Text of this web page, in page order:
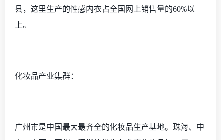
县，这里生产的性感内衣占全国网上销售量的60%以
上。
化妆品产业集群：
广州市是中国最大最齐全的化妆品生产基地。珠海、中